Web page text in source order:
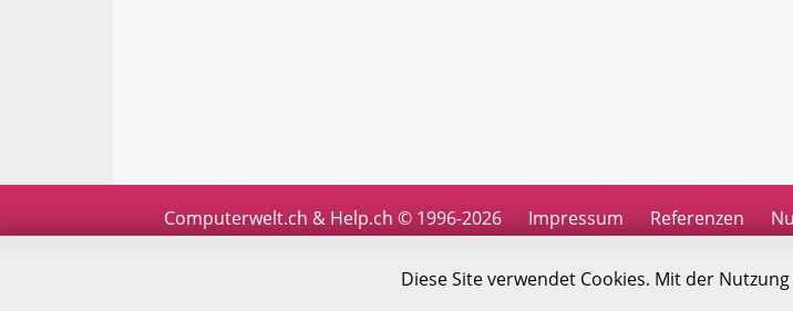
Computerwelt.ch & Help.ch © 1996-2026 Impressum Referenzen
Diese Site verwendet Cookies. Mit der